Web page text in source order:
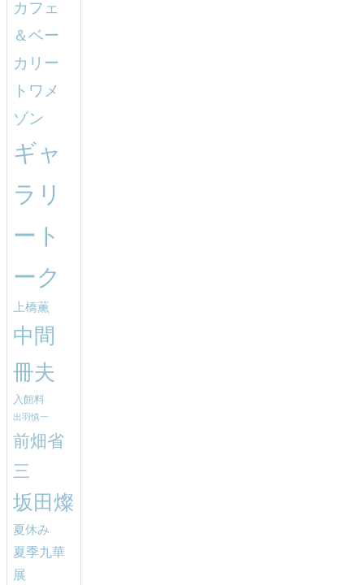
カフェ
＆ベー
カリー
トワメ
ゾン
ギャ
ラリ
ート
ーク
上橋薫
中間
冊夫
入館料
出羽慎一
前畑省
三
坂田燦
夏休み
夏季九華
展